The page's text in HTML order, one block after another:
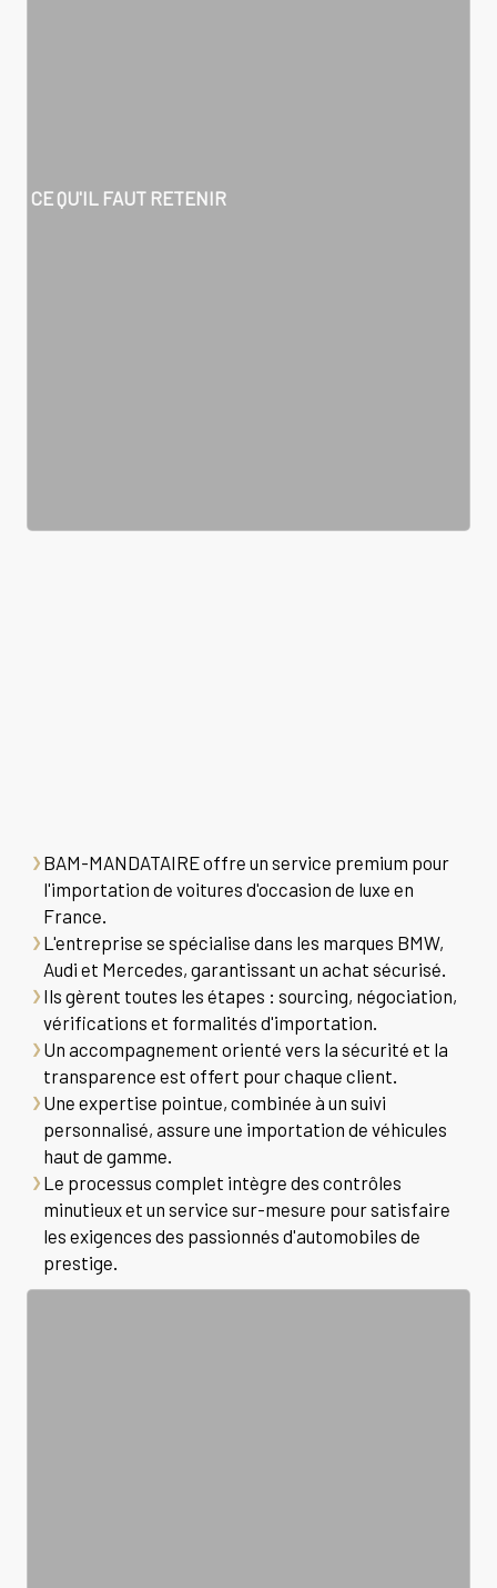
CE QU'IL FAUT RETENIR
BAM-MANDATAIRE offre un service premium pour
l'importation de voitures d'occasion de luxe en
France.
L'entreprise se spécialise dans les marques BMW,
Audi et Mercedes, garantissant un achat sécurisé.
Ils gèrent toutes les étapes : sourcing, négociation,
vérifications et formalités d'importation.
Un accompagnement orienté vers la sécurité et la
transparence est offert pour chaque client.
Une expertise pointue, combinée à un suivi
personnalisé, assure une importation de véhicules
haut de gamme.
Le processus complet intègre des contrôles
minutieux et un service sur-mesure pour satisfaire
les exigences des passionnés d'automobiles de
prestige.